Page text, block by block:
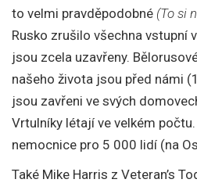
to velmi pravděpodobné (To si
Rusko zrušilo všechna vstupní
jsou zcela uzavřeny.
našeho života jsou před námi
jsou zavřeni ve svých
Vrtulníky létají ve velkém
nemocnice pro 5 000 lidí (na
Také Mike Harris z Veteran’s